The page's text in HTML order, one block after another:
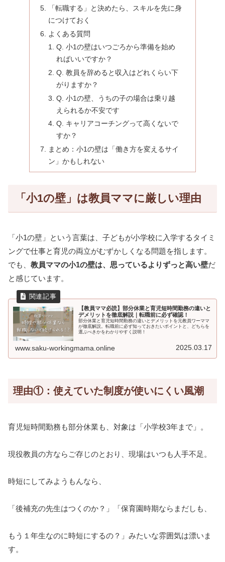
「転職する」と決めたら、スキルを先に身
につけておく
よくある質問
Q. 小1の壁はいつごろから準備を始め
ればいいですか？
Q. 教員を辞めると収入はどれくらい下
がりますか？
Q. 小1の壁、うちの子の場合は乗り越
えられるか不安です
Q. キャリアコーチングって高くないで
すか？
まとめ：小1の壁は「働き方を変えるサイ
ン」かもしれない
「小1の壁」は教員ママに厳しい理由
「小1の壁」という言葉は、子どもが小学校に入学するタイミ
ングで仕事と育児の両立がむずかしくなる問題を指します。
でも、 教員ママの小1の壁は、思っているよりずっと高い壁だ
と感じています。
【教員ママ必読】部分休業と育児短時間勤務の違いと
デメリットを徹底解説｜転職前に必ず確認！
部分休業と育児短時間勤務の違いとデメリットを元教員ワーママ
が徹底解説。転職前に必ず知っておきたいポイントと、どちらを
選ぶべきかをわかりやすく説明！
www.saku-workingmama.online 2025.03.17
理由①：使えていた制度が使いにくい風潮
育児短時間勤務も部分休業も、対象は「小学校3年まで」。
現役教員の方ならご存じのとおり、現場はいつも人手不足。
時短にしてみようもんなら、
「後補充の先生はつくのか？」「保育園時期ならまだしも、
もう１年生なのに時短にするの？」みたいな雰囲気は漂いま
す。